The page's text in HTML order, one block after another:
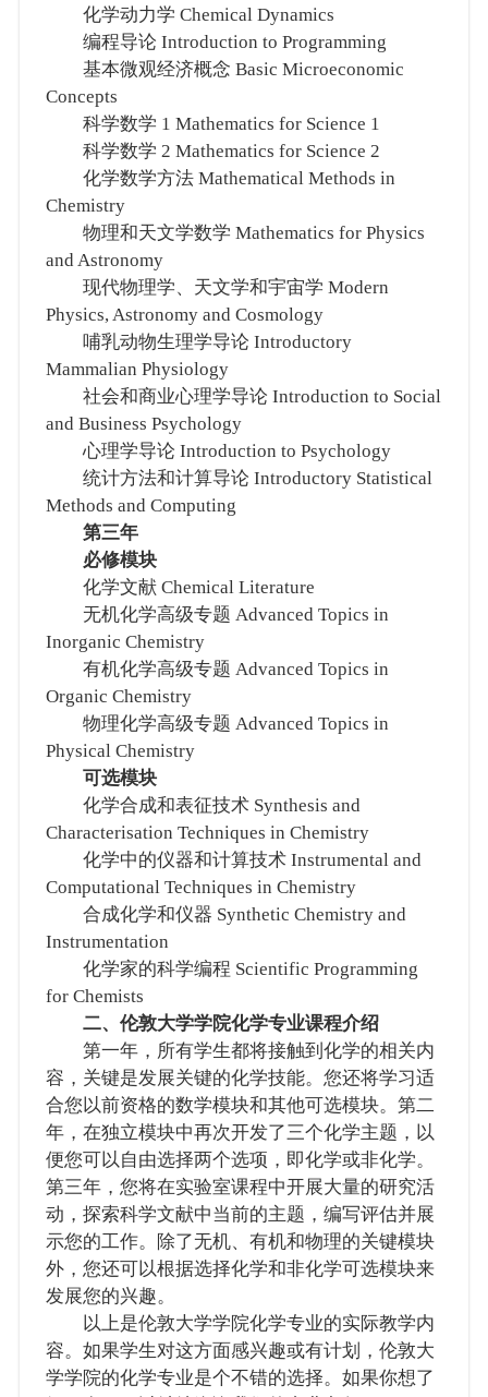
化学动力学 Chemical Dynamics
编程导论 Introduction to Programming
基本微观经济概念 Basic Microeconomic
Concepts
科学数学 1 Mathematics for Science 1
科学数学 2 Mathematics for Science 2
化学数学方法 Mathematical Methods in
Chemistry
物理和天文学数学 Mathematics for Physics
and Astronomy
现代物理学、天文学和宇宙学 Modern
Physics, Astronomy and Cosmology
哺乳动物生理学导论 Introductory
Mammalian Physiology
社会和商业心理学导论 Introduction to Social
and Business Psychology
心理学导论 Introduction to Psychology
统计方法和计算导论 Introductory Statistical
Methods and Computing
第三年
必修模块
化学文献 Chemical Literature
无机化学高级专题 Advanced Topics in
Inorganic Chemistry
有机化学高级专题 Advanced Topics in
Organic Chemistry
物理化学高级专题 Advanced Topics in
Physical Chemistry
可选模块
化学合成和表征技术 Synthesis and
Characterisation Techniques in Chemistry
化学中的仪器和计算技术 Instrumental and
Computational Techniques in Chemistry
合成化学和仪器 Synthetic Chemistry and
Instrumentation
化学家的科学编程 Scientific Programming
for Chemists
二、伦敦大学学院化学专业课程介绍
第一年，所有学生都将接触到化学的相关内
容，关键是发展关键的化学技能。您还将学习适
合您以前资格的数学模块和其他可选模块。第二
年，在独立模块中再次开发了三个化学主题，以
便您可以自由选择两个选项，即化学或非化学。
第三年，您将在实验室课程中开展大量的研究活
动，探索科学文献中当前的主题，编写评估并展
示您的工作。除了无机、有机和物理的关键模块
外，您还可以根据选择化学和非化学可选模块来
发展您的兴趣。
以上是伦敦大学学院化学专业的实际教学内
容。如果学生对这方面感兴趣或有计划，伦敦大
学学院的化学专业是个不错的选择。如果你想了